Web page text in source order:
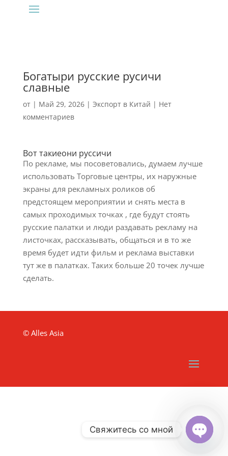
Богатыри русские русичи
славные
от | Май 29, 2026| Экспорт в Китай | Нет
комментариев
Вот такиеони руссичи
По рекламе, мы посоветовались, думаем лучше
использовать Торговые центры, их наружные
экраны для рекламных роликов об
предстоящем мероприятии и снять места в
самых проходимых точках , где будут стоять
русские палатки и люди раздавать рекламу на
листочках, рассказывать, общаться и в то же
время будет идти фильм и реклама выставки
тут же в палатках. Таких больше 20 точек лучше
сделать.
© Alles Asia
Свяжитесь со мной